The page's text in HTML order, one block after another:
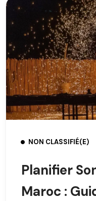
NON CLASSIFIÉ(E)
Planifier
Maroc :